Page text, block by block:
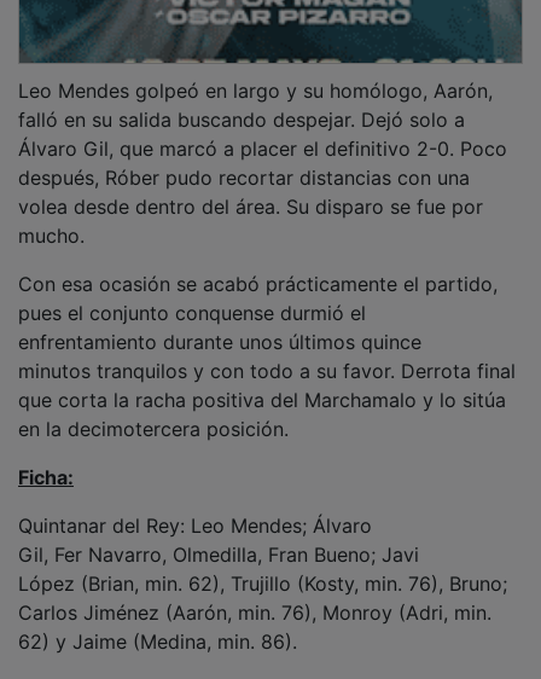
falló en su salida buscando despejar. Dejó solo a
Álvaro Gil, que marcó a placer el definitivo 2-0. Poco
después, Róber pudo recortar distancias con una
volea desde dentro del área. Su disparo se fue por
mucho.
pues el conjunto conquense durmió el
enfrentamiento durante unos últimos quince
minutos tranquilos y con todo a su favor. Derrota final
que corta la racha positiva del Marchamalo y lo sitúa
en la decimotercera posición.
Quintanar del Rey: Leo Mendes; Álvaro
Gil, Fer Navarro, Olmedilla, Fran Bueno; Javi
López (Brian, min. 62), Trujillo (Kosty, min. 76), Bruno;
Carlos Jiménez (Aarón, min. 76), Monroy (Adri, min.
62) y Jaime (Medina, min. 86).